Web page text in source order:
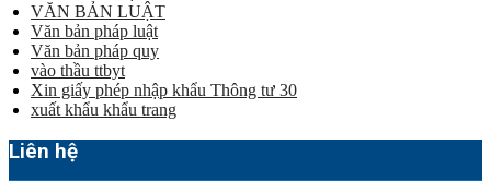
VĂN BẢN LUẬT
Văn bản pháp luật
Văn bản pháp quy
vào thầu ttbyt
Xin giấy phép nhập khẩu Thông tư 30
xuất khẩu khẩu trang
Liên hệ